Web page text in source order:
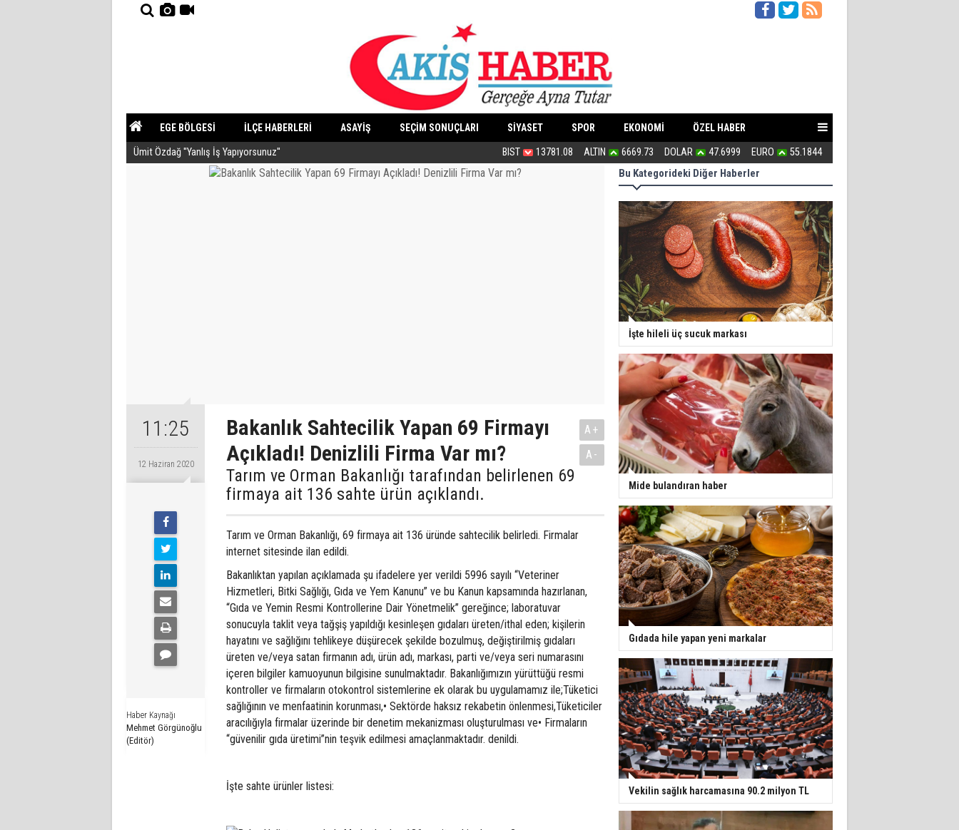
EGE BÖLGESİ İLÇE HABERLERİ ASAYİŞ SEÇİM SONUÇLARI SİYASET SPOR EKONOMİ ÖZEL HABER
YAZARLAR GÜNDEM
Ümit Özdağ ''Yanlış İş Yapıyorsunuz'' Bu haliyle kanunlaşırsa kaos yaşanır
BIST 13781.08 ALTIN 6669.73 DOLAR 47.6999 EURO 55.1844
11:25
12 Haziran 2020
Haber Kaynağı
Mehmet Görgünoğlu
(Editör)
Bakanlık Sahtecilik Yapan 69 Firmayı
Açıkladı! Denizlili Firma Var mı?
Tarım ve Orman Bakanlığı tarafından belirlenen 69
firmaya ait 136 sahte ürün açıklandı.
A+
A-
Tarım ve Orman Bakanlığı, 69 firmaya ait 136 üründe sahtecilik belirledi. Firmalar
internet sitesinde ilan edildi.
Bakanlıktan yapılan açıklamada şu ifadelere yer verildi 5996 sayılı “Veteriner
Hizmetleri, Bitki Sağlığı, Gıda ve Yem Kanunu” ve bu Kanun kapsamında hazırlanan,
“Gıda ve Yemin Resmi Kontrollerine Dair Yönetmelik” gereğince; laboratuvar
sonucuyla taklit veya tağşiş yapıldığı kesinleşen gıdaları üreten/ithal eden; kişilerin
hayatını ve sağlığını tehlikeye düşürecek şekilde bozulmuş, değiştirilmiş gıdaları
üreten ve/veya satan firmanın adı, ürün adı, markası, parti ve/veya seri numarasını
içeren bilgiler kamuoyunun bilgisine sunulmaktadır. Bakanlığımızın yürüttüğü resmi
kontroller ve firmaların otokontrol sistemlerine ek olarak bu uygulamamız ile;Tüketici
sağlığının ve menfaatinin korunması,• Sektörde haksız rekabetin önlenmesi,Tüketiciler
aracılığıyla firmalar üzerinde bir denetim mekanizması oluşturulması ve• Firmaların
“güvenilir gıda üretimi”nin teşvik edilmesi amaçlanmaktadır. denildi.
İşte sahte ürünler listesi:
Bu Kategorideki Diğer Haberler
İşte hileli üç sucuk markası
Mide bulandıran haber
Gıdada hile yapan yeni markalar
Vekilin sağlık harcamasına 90.2 milyon TL